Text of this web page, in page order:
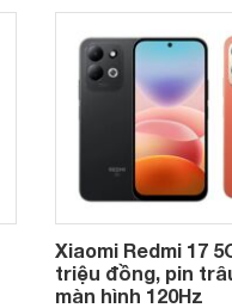
Xiaomi Redmi 17
triệu đồng, pin
màn hình 120Hz